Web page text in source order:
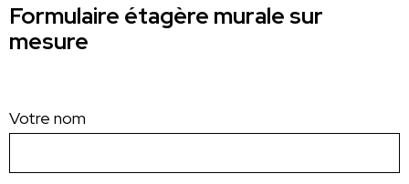
Formulaire étagère murale sur
mesure
Votre nom